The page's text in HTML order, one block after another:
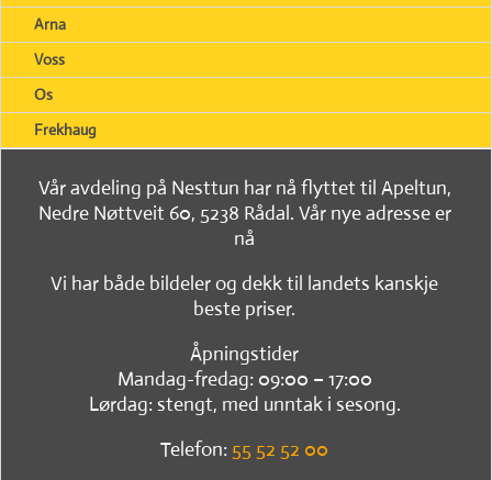
Arna
Voss
Os
Frekhaug
Vår avdeling på Nesttun har nå flyttet til Apeltun,
Nedre Nøttveit 60, 5238 Rådal. Vår nye adresse er
nå
Vi har både bildeler og dekk til landets kanskje
beste priser.
Åpningstider
Mandag-fredag: 09:00 – 17:00
Lørdag: stengt, med unntak i sesong.
Telefon: 55 52 52 00